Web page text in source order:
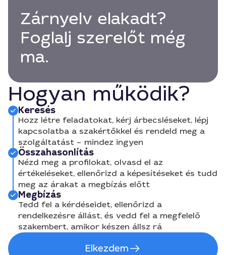
Zárnyelv elakadt?
Foglalj szerelőt még
ma.
Hogyan működik?
Keresés
Hozz létre feladatokat, kérj árbecsléseket, lépj
kapcsolatba a szakértőkkel és rendeld meg a
szolgáltatást – mindez ingyen
Összahasonlítás
Nézd meg a profilokat, olvasd el az
értékeléseket, ellenőrizd a képesítéseket és tudd
meg az árakat a megbízás előtt
Megbízás
Tedd fel a kérdéseidet, ellenőrizd a
rendelkezésre állást, és vedd fel a megfelelő
szakembert, amikor készen állsz rá
Elkezdem